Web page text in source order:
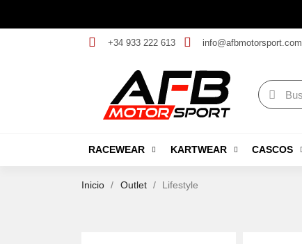
+34 933 222 613 info@afbmotorsport.com
RACEWEAR KARTWEAR CASCOS
Inicio Outlet Lifestyle